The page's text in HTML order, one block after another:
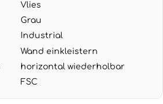
schafft urbane Atmosphäre
mit weißen, schwarzen oder
Möbeln
Nur die Wand
trocken aufbringen - restlos
bei Renovierung ohne
Vlies
Grau
Industrial
Wand einkleistern
horizontal wiederholbar
FSC